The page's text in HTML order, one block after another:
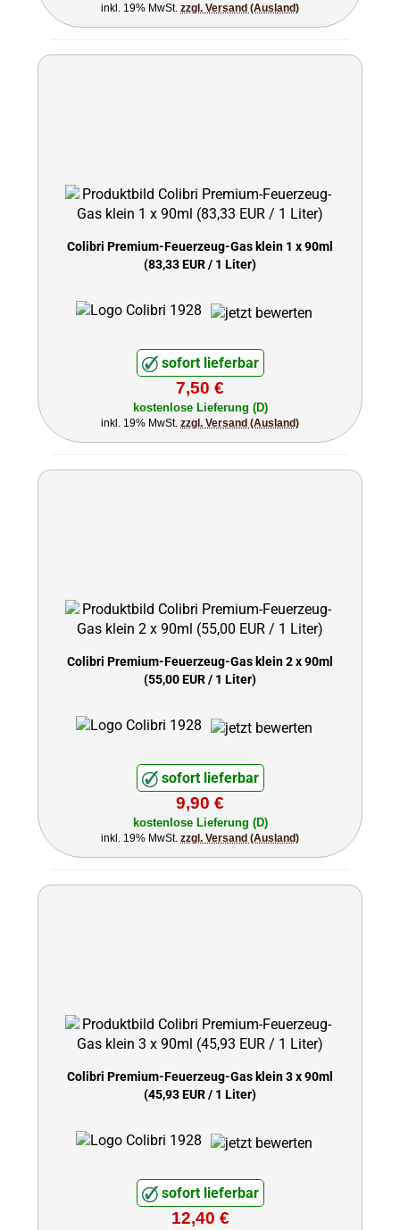
inkl. 19% MwSt. zzgl. Versand (Ausland)
Colibri Premium-Feuerzeug-Gas klein 1 x 90ml
(83,33 EUR / 1 Liter)
sofort lieferbar
7,50 €
kostenlose Lieferung (D)
inkl. 19% MwSt. zzgl. Versand (Ausland)
Colibri Premium-Feuerzeug-Gas klein 2 x 90ml
(55,00 EUR / 1 Liter)
sofort lieferbar
9,90 €
kostenlose Lieferung (D)
inkl. 19% MwSt. zzgl. Versand (Ausland)
Colibri Premium-Feuerzeug-Gas klein 3 x 90ml
(45,93 EUR / 1 Liter)
sofort lieferbar
12,40 €